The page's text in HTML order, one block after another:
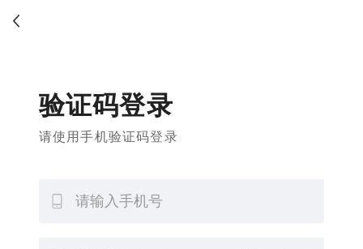
验证码登录
请使用手机验证码登录